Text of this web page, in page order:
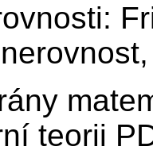
teorii